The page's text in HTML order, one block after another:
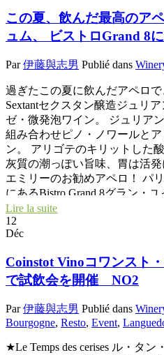
ンはコンセイユ（指導者）の
実質上は、毎日、変わらずに
造ろうとは思っていません。
ていくとお金が動く。お金が
多い地方である。 そんな中に
培・醸造家に徹して、誠実に
ルギニョンである。 私はまず
ある。 写真：ドミニックと
（収穫中の料理シェフ）
荷・総務担当のカロール
この夏、飲んだ最高のア
ュム、 ビストロGrand 8
Par伊藤與志男 Publié dans
過ぎたこの夏に飲んだアペロ
Sextantセクスタン醸造ジュリ
ゼ・微発泡ワイン。 ジュリア
組み合わせピノ・ノワールと
ン。 アリゴテのキリットした
灰質の潮っぽい旨味、胃は活
エミリーのお勧めアペロ！ パ
にあるBistro Grand 8グラン
Lire la suite
12
Déc
Coinstot Vinoコワンスト
で試飲会を開催 NO2
Par伊藤與志男 Publié dans
Bourgogne, Resto, Event,
★Le Temps des cerises ル・タ